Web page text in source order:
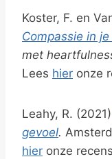
Koster, F. en
Compassie in je
met
Lees hier onze
Leahy, R.
gevoel.
hier onze